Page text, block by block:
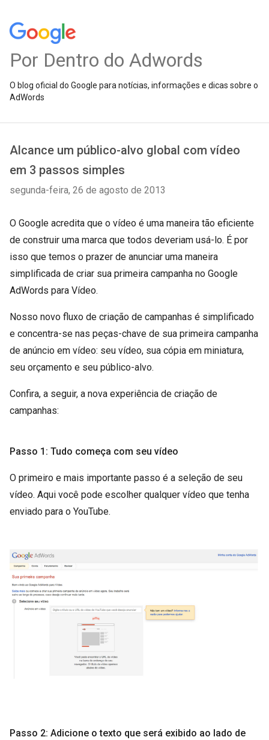
Por Dentro do Adwords
O blog oficial do Google para notícias, informações e dicas sobre o
AdWords
Alcance um público-alvo global com vídeo
em 3 passos simples
segunda-feira, 26 de agosto de 2013
O Google acredita que o vídeo é uma maneira tão eficiente
de construir uma marca que todos deveriam usá-lo. É por
isso que temos o prazer de anunciar uma maneira
simplificada de criar sua primeira campanha no Google
AdWords para Vídeo.
Nosso novo fluxo de criação de campanhas é simplificado
e concentra-se nas peças-chave de sua primeira campanha
de anúncio em vídeo: seu vídeo, sua cópia em miniatura,
seu orçamento e seu público-alvo.
Confira, a seguir, a nova experiência de criação de
campanhas:
Passo 1: Tudo começa com seu vídeo
O primeiro e mais importante passo é a seleção de seu
vídeo. Aqui você pode escolher qualquer vídeo que tenha
enviado para o YouTube.
Passo 2: Adicione o texto que será exibido ao lado de